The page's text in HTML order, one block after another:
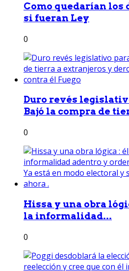
Como quedarían los
si fueran Ley
0
Duro revés
Bajó la compra de
0
Hissa y una obra
la informalidad...
0